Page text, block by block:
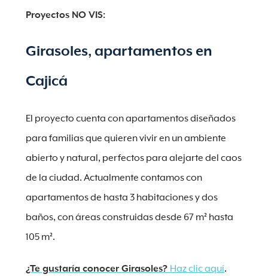
Proyectos NO VIS:
Girasoles, apartamentos en
Cajicá
El proyecto cuenta con apartamentos diseñados
para familias que quieren vivir en un ambiente
abierto y natural, perfectos para alejarte del caos
de la ciudad. Actualmente contamos con
apartamentos de hasta 3 habitaciones y dos
baños, con áreas construidas desde 67 m² hasta
105 m².
¿Te gustaría conocer Girasoles? Haz clic aquí.